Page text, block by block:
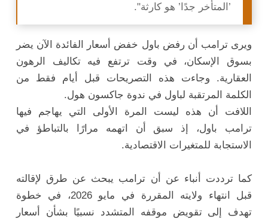
’المتأخر جدًا’ هو كارثة".
ويرى ترامب أن رفض باول خفض أسعار الفائدة الآن يضر
بسوق الإسكان، في وقت ترتفع فيه تكاليف الرهون
العقارية. وجاءت هذه التصريحات قبل أيام فقط من
الكلمة المرتقبة لباول في ندوة جاكسون هول.
اللافت أن هذه ليست المرة الأولى التي يهاجم فيها
ترامب باول، إذ سبق أن اتهمه مرارًا بالتباطؤ في
الاستجابة للمتغيرات الاقتصادية.
كما ترددت أنباء عن أن ترامب يبحث عن طرق لإقالته
قبل انتهاء ولايته المقررة في مايو 2026، في خطوة
تهدف إلى تقويض موقفه المتشدد نسبيًا بشأن أسعار